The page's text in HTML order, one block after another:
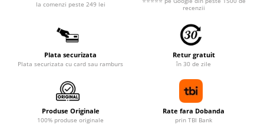
la comenzi peste 249 lei
recenzii
Plata securizata
Plata securizata cu card sau ramburs
Retur gratuit
în 30 de zile
Produse Originale
100% produse originale
Rate fara Dobanda
prin TBI Bank